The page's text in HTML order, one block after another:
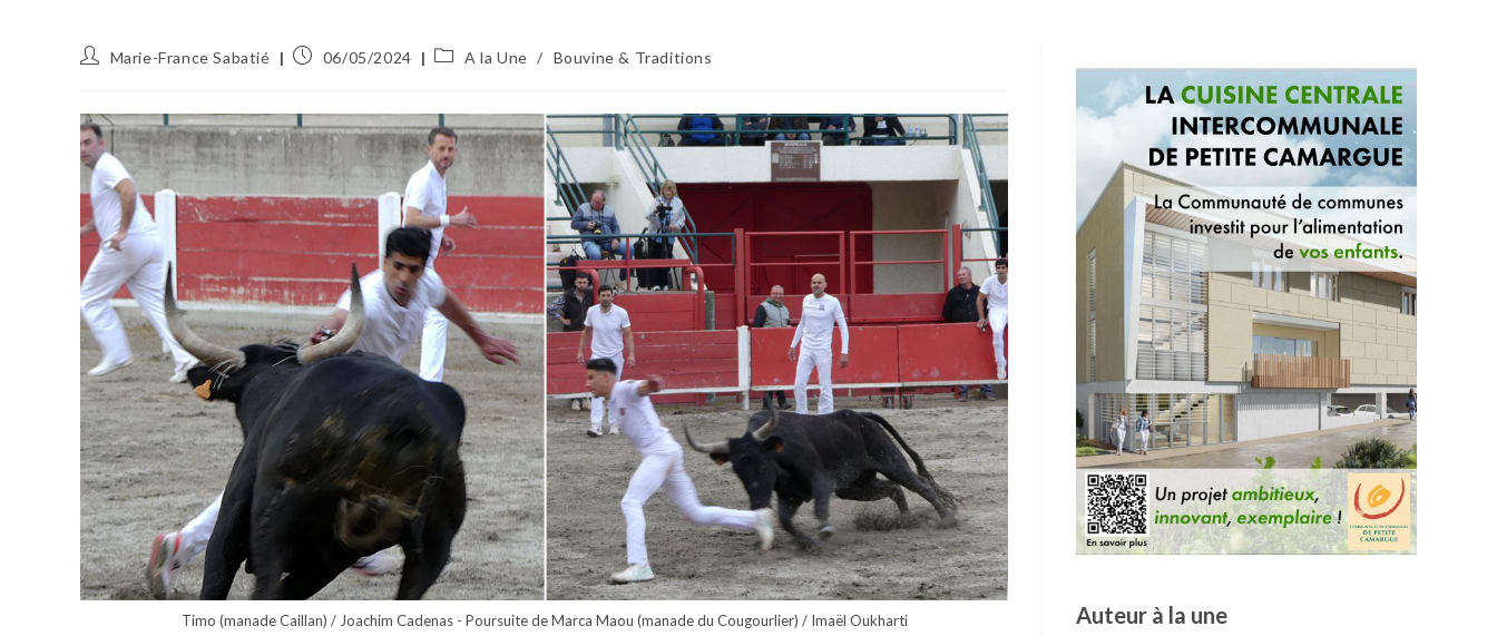
Auteur/autrice
publication :
Marie-France Sabatié
Publication
06/05/2024
PostA la Une / Bouvine & Traditions
Timo (manade Caillan) / Joachim Cadenas - Poursuite de Marca Maou (manade du Cougourlier) / Imaël Oukharti Auteur à la une